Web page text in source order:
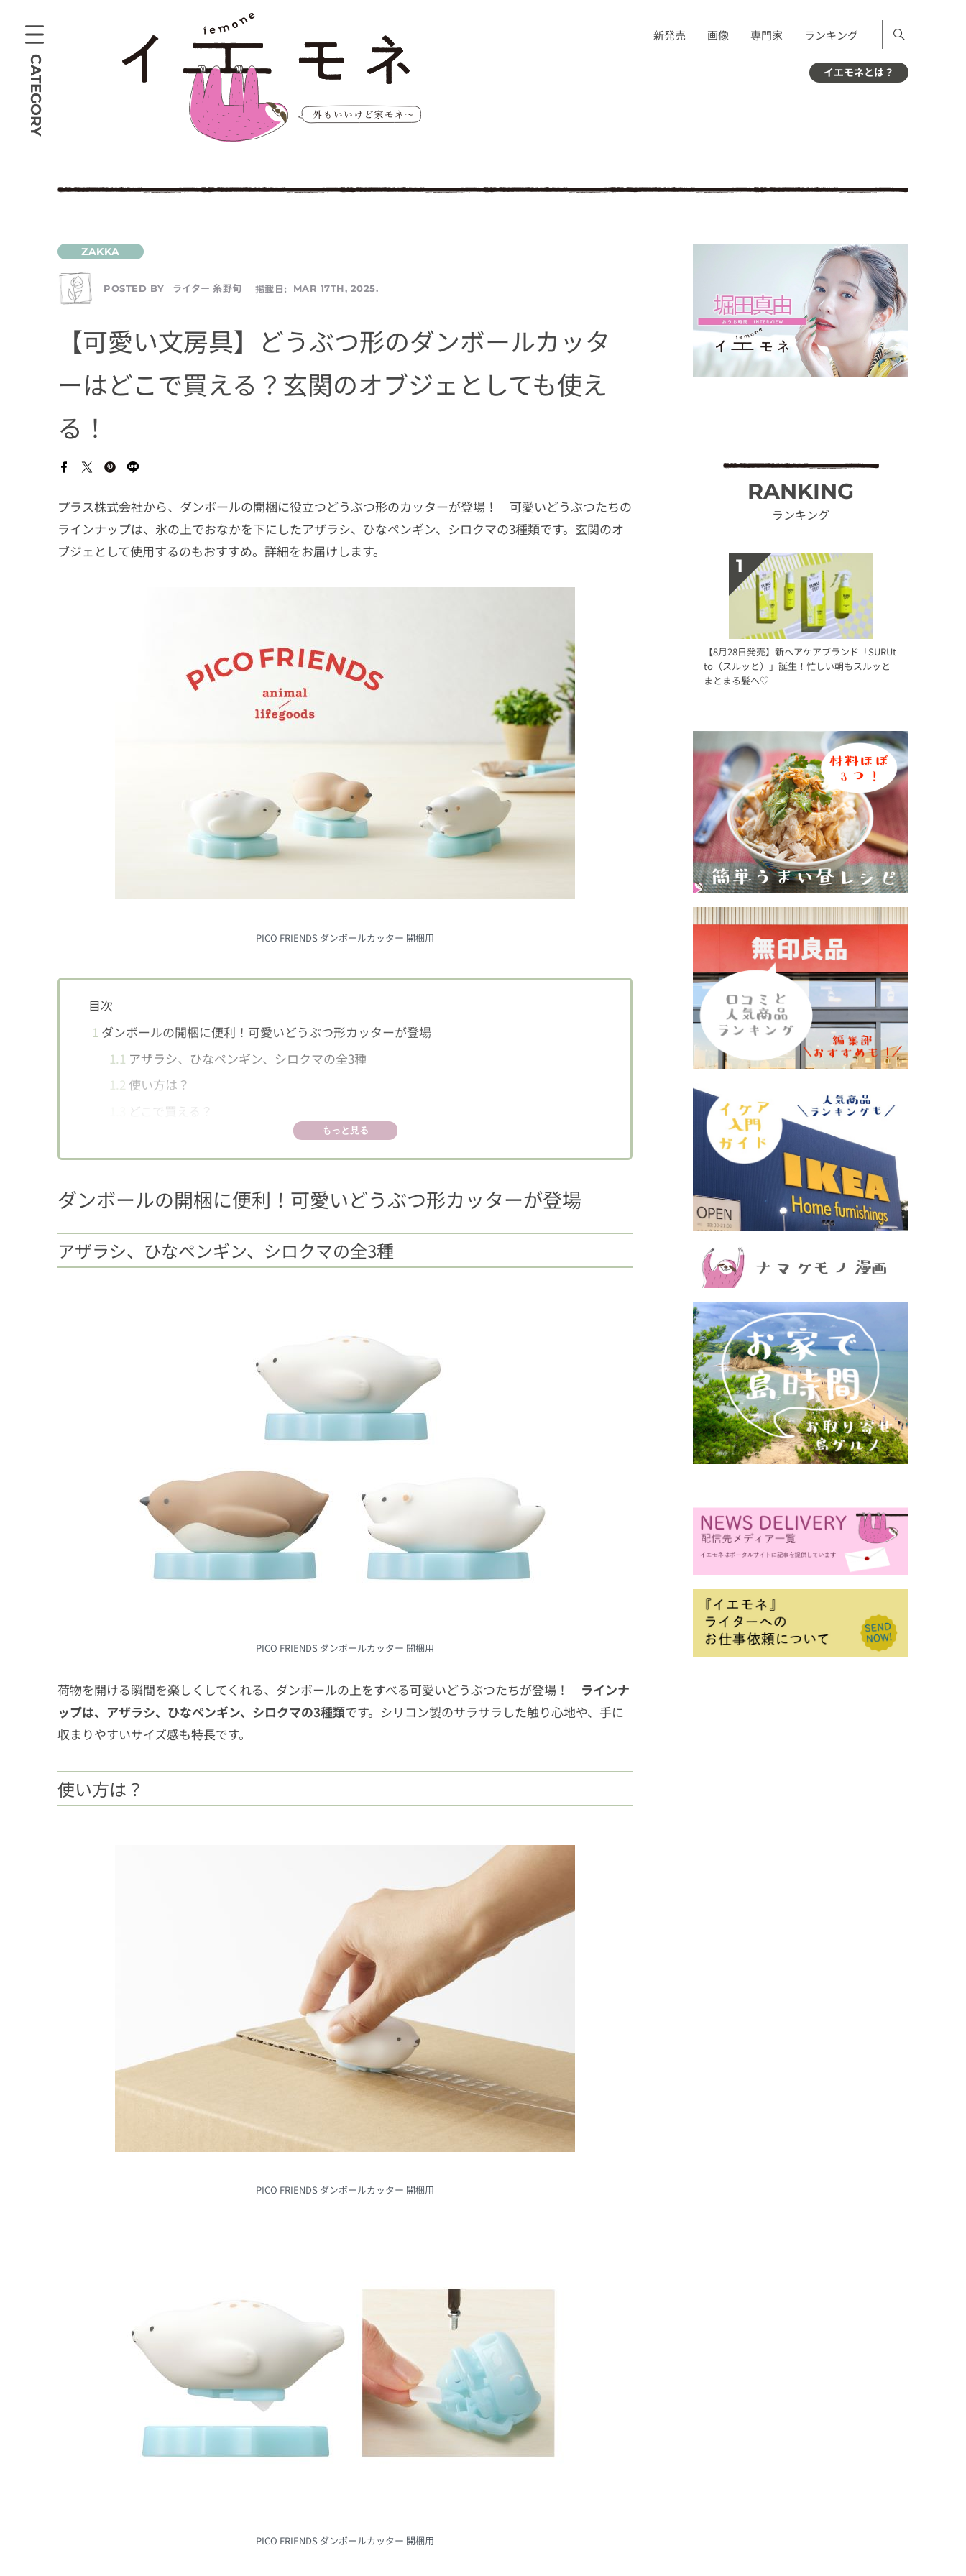
CATEGORY
新発売 画像 専門家 ランキング
イエモネとは？
POSTED BY ライター 糸野旬 掲載日: MAR 17TH, 2025.
【可愛い文房具】どうぶつ形のダンボールカッタ
ーはどこで買える？玄関のオブジェとしても使え
る！
プラス株式会社から、ダンボールの開梱に役立つどうぶつ形のカッターが登場！ 可愛いどうぶつたちの
ラインナップは、氷の上でおなかを下にしたアザラシ、ひなペンギン、シロクマの3種類です。玄関のオ
ブジェとして使用するのもおすすめ。詳細をお届けします。
PICO FRIENDS ダンボールカッター 開梱用
目次
1 ダンボールの開梱に便利！可愛いどうぶつ形カッターが登場
1.1 アザラシ、ひなペンギン、シロクマの全3種
1.2 使い方は？
どこで買える？
もっと見る
ダンボールの開梱に便利！可愛いどうぶつ形カッターが登場
アザラシ、ひなペンギン、シロクマの全3種
PICO FRIENDS ダンボールカッター 開梱用
荷物を開ける瞬間を楽しくしてくれる、ダンボールの上をすべる可愛いどうぶつたちが登場！ ラインナ
ップは、アザラシ、ひなペンギン、シロクマの3種類です。シリコン製のサラサラした触り心地や、手に
収まりやすいサイズ感も特長です。
使い方は？
PICO FRIENDS ダンボールカッター 開梱用
PICO FRIENDS ダンボールカッター 開梱用
RANKING
ランキング
【8月28日発売】新ヘアケアブランド「SURUt
to（スルッと）」誕生！忙しい朝もスルッと
まとまる髪へ♡